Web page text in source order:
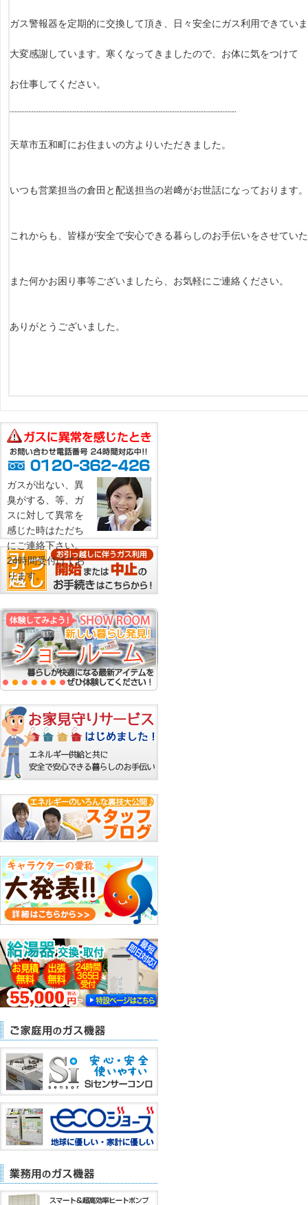
ガス警報器を定期的に交換して頂き、日々安全にガス利用できてい
大変感謝しています。寒くなってきましたので、お体に気をつけて
お仕事してください。
¨¨¨¨¨¨¨¨¨¨¨¨¨¨¨¨¨¨¨¨¨¨¨¨¨¨¨¨¨¨¨¨¨¨¨¨¨¨¨¨¨¨¨¨¨¨¨¨¨¨¨¨¨¨¨¨¨¨¨¨¨¨¨¨¨¨
天草市五和町にお住まいの方よりいただきました。
いつも営業担当の倉田と配送担当の岩﨑がお世話になっております。
これからも、皆様が安全で安心できる暮らしのお手伝いをさせてい
また何かお困り事等ございましたら、お気軽にご連絡ください。
ありがとうございました。
ガスが出ない、異
臭がする、等、ガ
スに対して異常を
感じた時はただち
にご連絡下さい。
24時間受付けてお
ります。